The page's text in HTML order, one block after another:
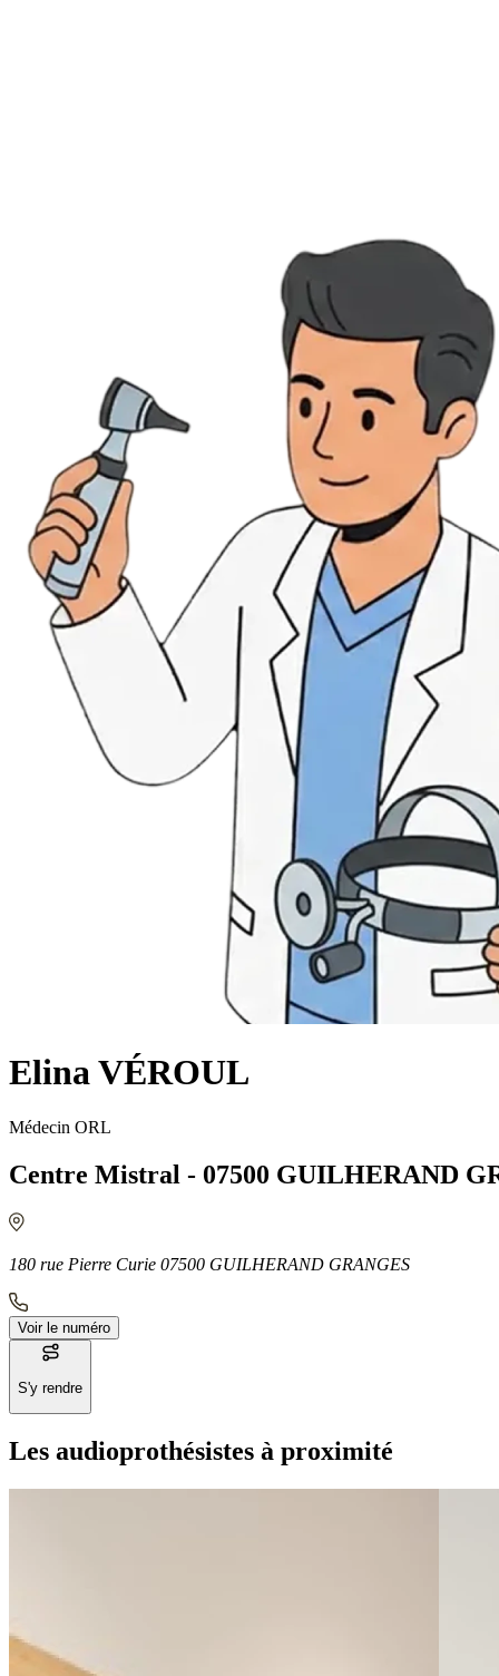
Elina VÉROUL
Médecin ORL
Centre Mistral - 07500 GUILHERAND
180 rue Pierre Curie 07500 GUILHERAND GRANGES
Voir le numéro
S'y rendre
Les audioprothésistes à proximité